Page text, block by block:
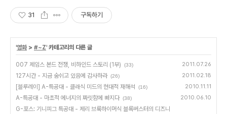
31 구독하기
'영화> #~Z' 카테고리의 다른 글
007 제임스 본드 전쟁, 비하인드 스토리 (1부) (33) 2011.07.26
127시간 - 지금 숨쉬고 있음에 감사하라 (26) 2011.02.18
[블루레이] A-특공대 - 클래식 미드의 현대적 재해석 (16) 2010.11.11
A-특공대 - 마초적 에너지의 짜릿함에 빠지다 (38) 2010.06.10
G-포스: 기니피그 특공대 - 제리 브룩하이머식 블록버스터의 디즈니